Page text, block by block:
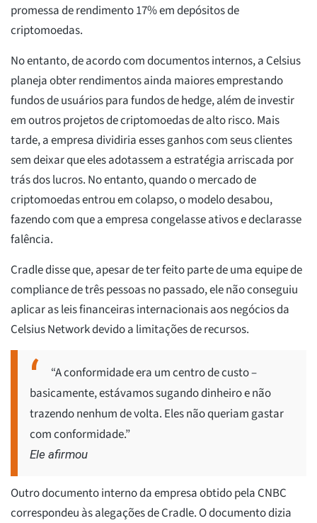
promessa de rendimento 17% em depósitos de
criptomoedas.
No entanto, de acordo com documentos internos, a Celsius
planeja obter rendimentos ainda maiores emprestando
fundos de usuários para fundos de hedge, além de investir
em outros projetos de criptomoedas de alto risco. Mais
tarde, a empresa dividiria esses ganhos com seus clientes
sem deixar que eles adotassem a estratégia arriscada por
trás dos lucros. No entanto, quando o mercado de
criptomoedas entrou em colapso, o modelo desabou,
fazendo com que a empresa congelasse ativos e declarasse
falência.
Cradle disse que, apesar de ter feito parte de uma equipe de
compliance de três pessoas no passado, ele não conseguiu
aplicar as leis financeiras internacionais aos negócios da
Celsius Network devido a limitações de recursos.
“A conformidade era um centro de custo –
basicamente, estávamos sugando dinheiro e não
trazendo nenhum de volta. Eles não queriam gastar
com conformidade.”
Ele afirmou
Outro documento interno da empresa obtido pela CNBC
correspondeu às alegações de Cradle. O documento dizia